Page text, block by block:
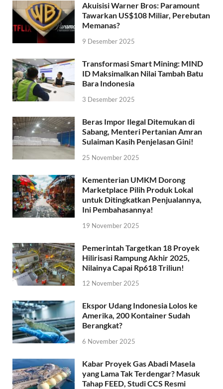
Akuisisi Warner Bros: Paramount
Tawarkan US$108 Miliar, Perebutan
Memanas?
9 Desember 2025
Transformasi Smart Mining: MIND
ID Maksimalkan Nilai Tambah Batu
Bara Indonesia
3 Desember 2025
Beras Impor Ilegal Ditemukan di
Sabang, Menteri Pertanian Amran
Sulaiman Kasih Penjelasan Gini!
25 November 2025
Kementerian UMKM Dorong
Marketplace Pilih Produk Lokal
untuk Ditingkatkan Penjualannya,
Ini Pembahasannya!
19 November 2025
Pemerintah Targetkan 18 Proyek
Hilirisasi Rampung Akhir 2025,
Nilainya Capai Rp618 Triliun!
12 November 2025
Ekspor Udang Indonesia Lolos ke
Amerika, 200 Kontainer Sudah
Berangkat?
6 November 2025
Kabar Proyek Gas Abadi Masela
yang Lama Tak Terdengar? Masuk
Tahap FEED, Studi CCS Resmi